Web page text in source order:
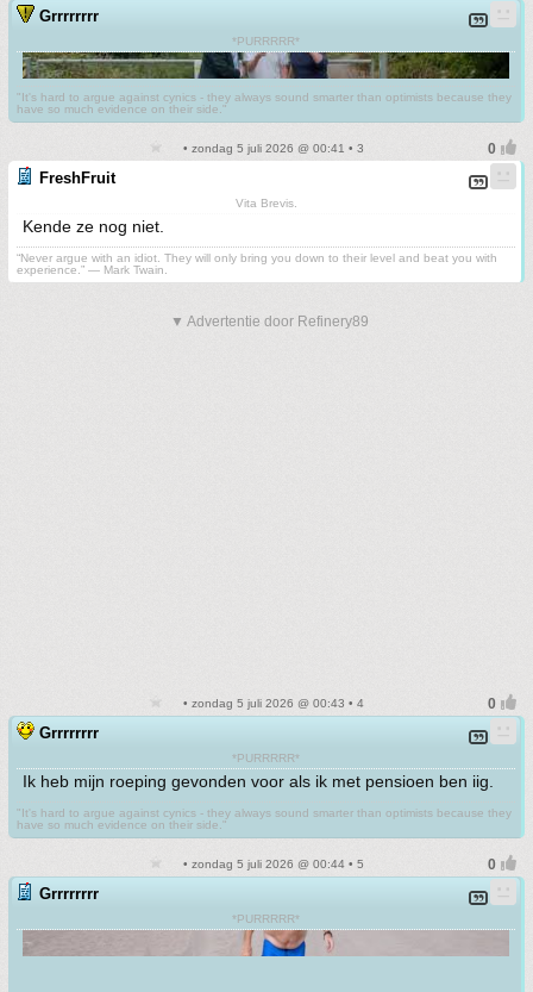
Grrrrrrrr
*PURRRRR*
"It's hard to argue against cynics - they always sound smarter than optimists because they
have so much evidence on their side."
• zondag 5 juli 2026 @ 00:41 • 3
FreshFruit
Vita Brevis.
Kende ze nog niet.
“Never argue with an idiot. They will only bring you down to their level and beat you with
experience.” ― Mark Twain.
▼ Advertentie door Refinery89
• zondag 5 juli 2026 @ 00:43 • 4
Grrrrrrrr
*PURRRRR*
Ik heb mijn roeping gevonden voor als ik met pensioen ben iig.
"It's hard to argue against cynics - they always sound smarter than optimists because they
have so much evidence on their side."
• zondag 5 juli 2026 @ 00:44 • 5
Grrrrrrrr
*PURRRRR*